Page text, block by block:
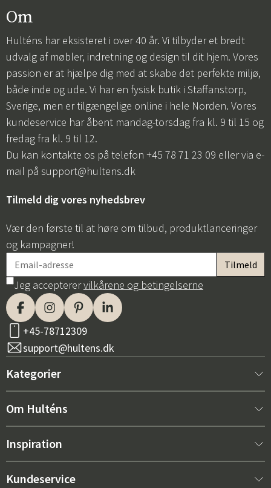
Om
Hulténs har eksisteret i over 40 år. Vi tilbyder et bredt
udvalg af møbler, indretning og design til dit hjem. Vores
passion er at hjælpe dig med at skabe det perfekte miljø,
både inde og ude. Vi har en fysisk butik i Staffanstorp,
Sverige, men er tilgængelige online i hele Norden. Vores
kundeservice har åbent mandag-torsdag fra kl. 9 til 15 og
fredag fra kl. 9 til 12.
Du kan kontakte os på telefon +45 78 71 23 09 eller via e-
mail på support@hultens.dk
Tilmeld dig vores nyhedsbrev
Vær den første til at høre om tilbud, produktlanceringer
og kampagner!
Jeg accepterervilkårene og betingelserne
+45-78712309
support@hultens.dk
Kategorier
Nyt hos os
Indretning
Om Hulténs
Om Hulténs
Inspiration
Bestsellere
Kundeservice